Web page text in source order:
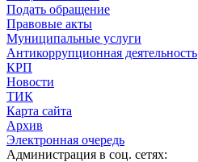
Подать обращение
Правовые акты
Муниципальные услуги
Антикоррупционная деятельность
КРП
Новости
ТИК
Карта сайта
Архив
Электронная очередь
Администрация в соц. сетях: